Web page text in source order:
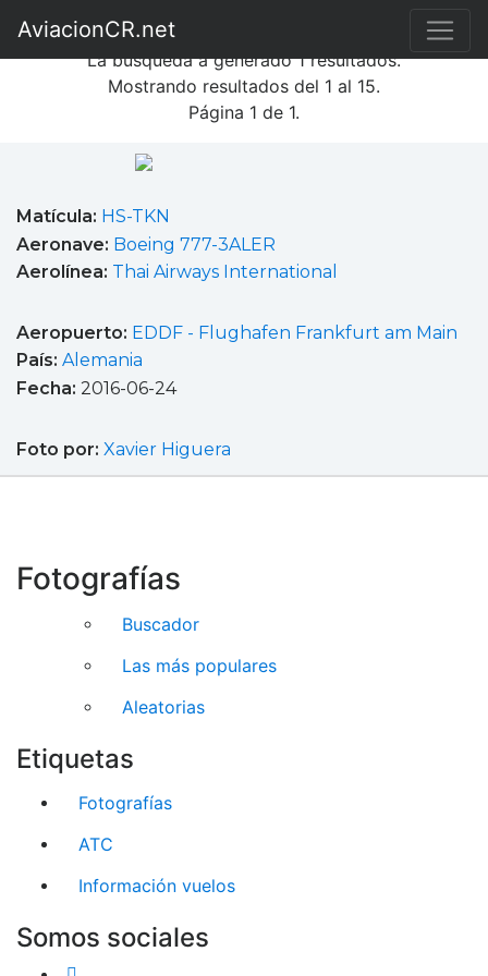
AviacionCR.net
Búsqueda de fotografías
La búsqueda a generado 1 resultados.
Mostrando resultados del 1 al 15.
Página 1 de 1.
Matícula: HS-TKN
Aeronave: Boeing 777-3ALER
Aerolínea: Thai Airways International
Aeropuerto: EDDF - Flughafen Frankfurt am Main
País: Alemania
Fecha: 2016-06-24
Foto por: Xavier Higuera
Fotografías
Buscador
Las más populares
Aleatorias
Etiquetas
Fotografías
ATC
Información vuelos
Somos sociales